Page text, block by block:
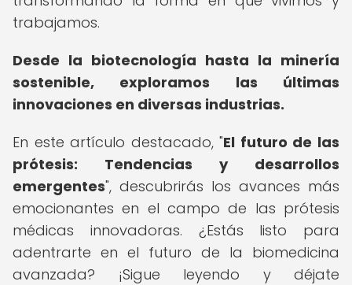
trabajamos.
Desde la biotecnología hasta la minería
sostenible, exploramos las últimas
innovaciones en diversas industrias.
En este artículo destacado, "El futuro de las
prótesis: Tendencias y desarrollos
emergentes", descubrirás los avances más
emocionantes en el campo de las prótesis
médicas innovadoras. ¿Estás listo para
adentrarte en el futuro de la biomedicina
avanzada? ¡Sigue leyendo y déjate